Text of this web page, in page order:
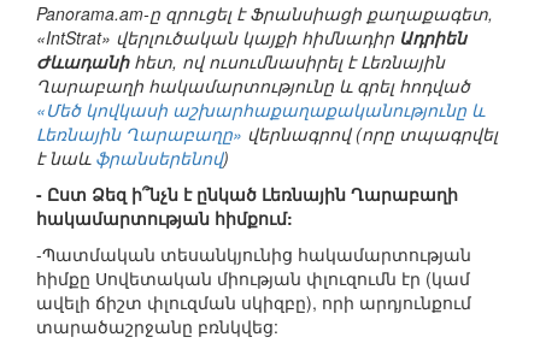
Panorama.am-ը զրուցել է Ֆրանսիացի քաղաքագետ,
«IntStrat» վերլուծական կայքի հիմնադիր Ադրիեն
Ժևադանիհետ, ով ուսումնասիրել է Լեռնային
Ղարաբաղի հակամարտությունը և գրել հոդված
«Մեծ կովկասի աշխարհաքաղաքականությունը և
Լեռնային Ղարաբաղը» վերնագրով (որը տպագրվել
է նաև ֆրանսերենով)
- Ըստ Ձեզ ի՞նչն է ընկած Լեռնային Ղարաբաղի
հակամարտության հիմքում:
-Պատմական տեսանկյունից հակամարտության
հիմքը Սովետական միության փլուզումն էր (կամ
ավելի ճիշտ փլուզման սկիզբը), որի արդյունքում
տարածաշրջանը բռնկվեց: